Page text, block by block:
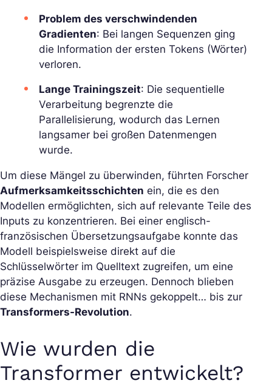
Problem des verschwindenden
Gradienten: Bei langen Sequenzen ging
die Information der ersten Tokens (Wörter)
verloren.
Lange Trainingszeit: Die sequentielle
Verarbeitung begrenzte die
Parallelisierung, wodurch das Lernen
langsamer bei großen Datenmengen
wurde.
Um diese Mängel zu überwinden, führten Forscher
Aufmerksamkeitsschichten ein, die es den
Modellen ermöglichten, sich auf relevante Teile des
Inputs zu konzentrieren. Bei einer englisch-
französischen Übersetzungsaufgabe konnte das
Modell beispielsweise direkt auf die
Schlüsselwörter im Quelltext zugreifen, um eine
präzise Ausgabe zu erzeugen. Dennoch blieben
diese Mechanismen mit RNNs gekoppelt… bis zur
Transformers-Revolution.
Wie wurden die
Transformer entwickelt?